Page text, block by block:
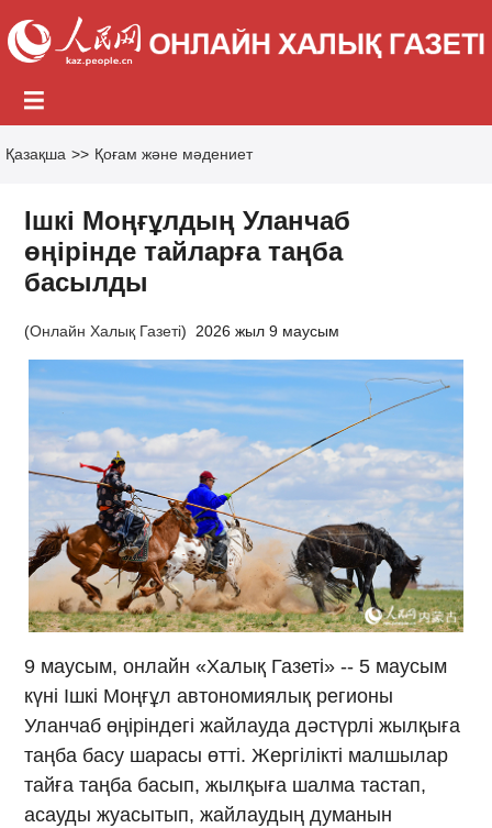
Қазақша >> Қоғам және мәдениет
Ішкі Моңғұлдың Уланчаб
өңірінде тайларға таңба
басылды
(Онлайн Халық Газеті) 2026 жыл 9 маусым
9 маусым, онлайн «Халық Газеті» -- 5 маусым
күні Ішкі Моңғұл автономиялық регионы
Уланчаб өңіріндегі жайлауда дәстүрлі жылқыға
таңба басу шарасы өтті. Жергілікті малшылар
тайға таңба басып, жылқыға шалма тастап,
асауды жуасытып, жайлаудың думанын